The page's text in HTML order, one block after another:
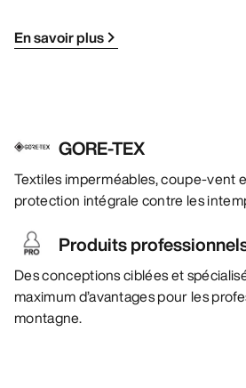
En savoir plus
GORE-TEX
Textiles imperméables, coupe-vent
protection intégrale contre les
Produits
Des conceptions ciblées et
maximum d’avantages pour les
montagne.